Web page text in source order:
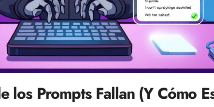
los Prompts Fallan (Y Cómo